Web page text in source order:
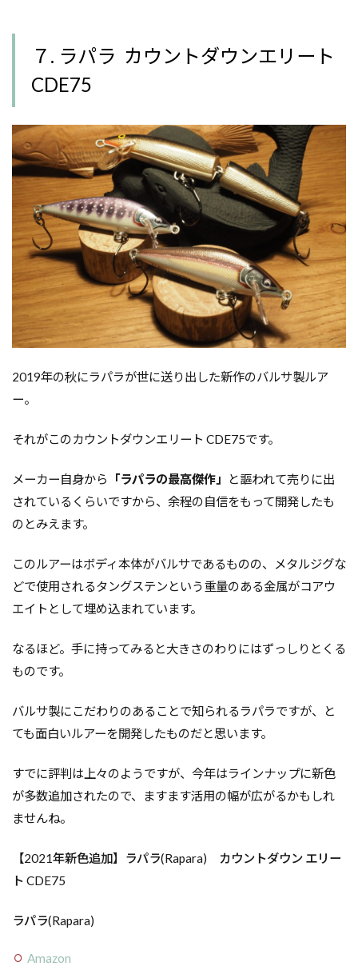
７. ラパラ カウントダウンエリート
CDE75
2019年の秋にラパラが世に送り出した新作のバルサ製ルア
ー。
それがこのカウントダウンエリート CDE75です。
メーカー自身から 「ラパラの最高傑作」
と謳われて売りに出
されているくらいですから、余程の自信をもって開発したも
のとみえます。
このルアーはボディ本体がバルサであるものの、メタルジグな
どで使用されるタングステンという重量のある金属がコアウ
エイトとして埋め込まれています。
なるほど。手に持ってみると大きさのわりにはずっしりとくる
ものです。
バルサ製にこだわりのあることで知られるラパラですが、と
ても面白いルアーを開発したものだと思います。
すでに評判は上々のようですが、今年はラインナップに新色
が多数追加されたので、ますます活用の幅が広がるかもしれ
ませんね。
【2021年新色追加】ラパラ(Rapara) カウントダウン エリー
ト CDE75
ラパラ(Rapara)
Amazon